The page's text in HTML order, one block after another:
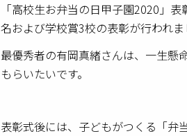
「高校生お弁当の日甲子園2020」
名および学校賞3校の表彰が行われま
最優秀者の有岡真緒さんは、一生懸
もらいたいです。
表彰式後には、子どもがつくる「弁